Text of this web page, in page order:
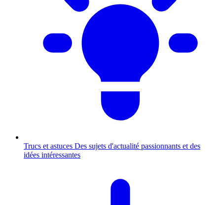
Trucs et astuces Des sujets d'actualité passionnants et des
idées intéressantes